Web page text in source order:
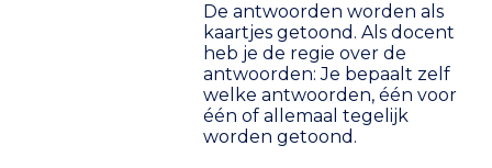
De antwoorden worden als
kaartjes getoond. Als docent
heb je de regie over de
antwoorden: Je bepaalt zelf
welke antwoorden, één voor
één of allemaal tegelijk
worden getoond.